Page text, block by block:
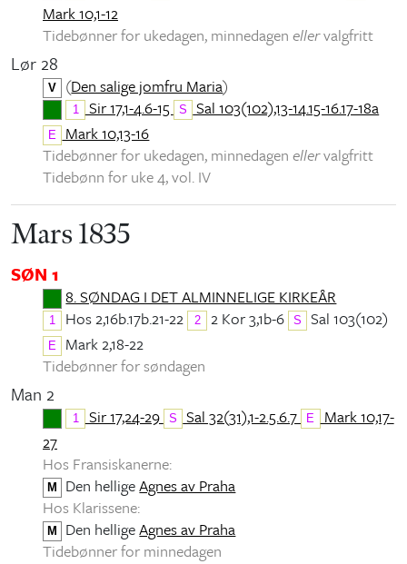
Mark 10,1-12
Tidebønner for ukedagen, minnedagen ellervalgfritt
Lør 28
V (Den salige jomfru Maria)
1 Sir 17,1-4.6-15 S Sal 103(102),13-14.15-16.17-18a
E
Mark 10,13-16
Tidebønner for ukedagen, minnedagen ellervalgfritt
Tidebønn for uke 4, vol. IV
Mars 1835
SØN 1
8. SØNDAG I DET ALMINNELIGE KIRKEÅR
1 Hos 2,16b.17b.21-22 2 2 Kor 3,1b-6 S Sal 103(102)
E
Mark 2,18-22
Tidebønner for søndagen
Man 2
1 Sir 17,24-29 S Sal 32(31),1-2.5.6.7 E
Mark 10,17-
27
Hos Fransiskanerne:
M Den helligeAgnes av Praha
Hos Klarissene:
M Den helligeAgnes av Praha
Tidebønner for minnedagen